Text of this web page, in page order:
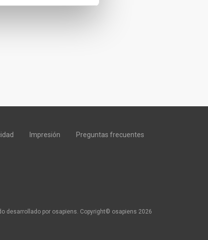
Impresión Preguntas frecuentes
desarrollado por osapiens. Copyright© osapiens 2026